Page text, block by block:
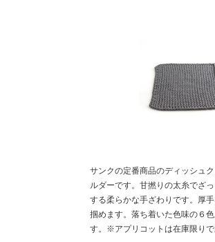
サンクの定番商品のディッシュ
ルダーです。甘撚りの太糸でざ
する柔らかな手ざわりです。厚
掴めます。落ち着いた色味の６
す。※アプリコットは在庫限りで